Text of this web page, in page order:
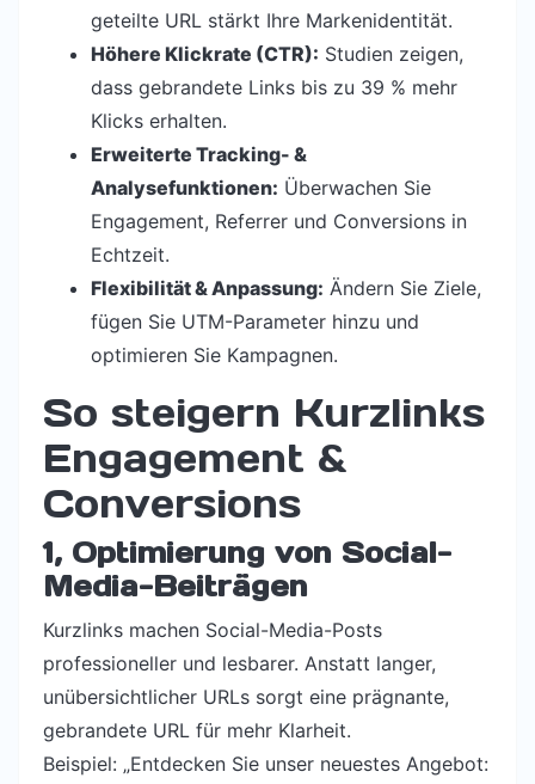
geteilte URL stärkt Ihre Markenidentität.
Höhere Klickrate (CTR): Studien zeigen,
dass gebrandete Links bis zu 39 % mehr
Klicks erhalten.
Erweiterte Tracking- &
Analysefunktionen: Überwachen Sie
Engagement, Referrer und Conversions in
Echtzeit.
Flexibilität & Anpassung: Ändern Sie Ziele,
fügen Sie UTM-Parameter hinzu und
optimieren Sie Kampagnen.
So steigern Kurzlinks
Engagement &
Conversions
1, Optimierung von Social-
Media-Beiträgen
Kurzlinks machen Social-Media-Posts
professioneller und lesbarer. Anstatt langer,
unübersichtlicher URLs sorgt eine prägnante,
gebrandete URL für mehr Klarheit.
Beispiel: „Entdecken Sie unser neuestes Angebot: